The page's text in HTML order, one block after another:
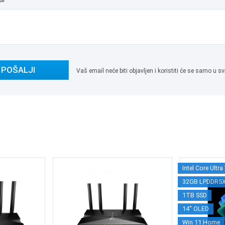
POŠALJI Vaš email neće biti objavljen i koristiti će se samo u
Intel Core Ultra
32GB
1TB SSD
14" OLED
Win 11 Home